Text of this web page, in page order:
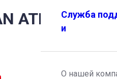
Служба
и
О нашей
ATLAS